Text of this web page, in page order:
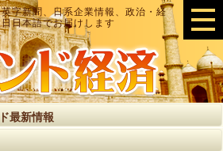
字新聞、日系企業情報、政治・経
日本語でお届けします
最新情報